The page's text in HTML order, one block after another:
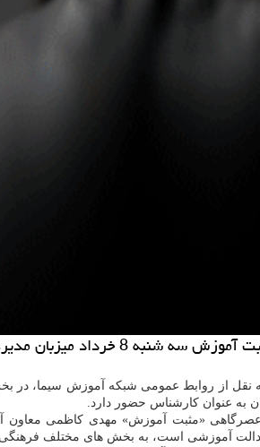
وزیر آموزش وپرورش و همین طور معاون آموزش متوسطه وزارت اموزش و پرورش می شود.
نقل از روابط عمومی شبکه آموزش سیما، در
به عنوان کارشناس حضور دارد.
آموزشی است، به بخش های مختلف